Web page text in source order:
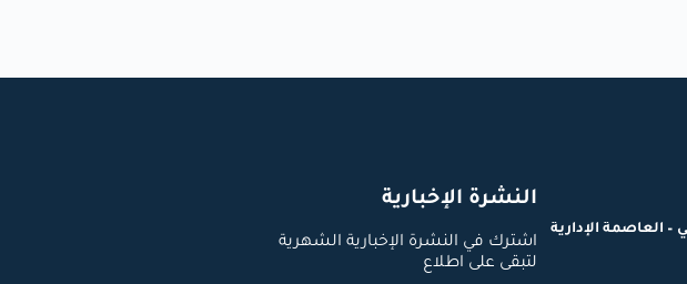
العاصمة الإدارية
النشرة الإخبارية
اشترك في النشرة الإخبارية الشهرية
لتبقى على اطلاع